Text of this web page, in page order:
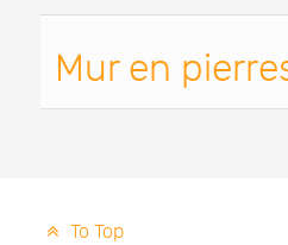
Mur en
To Top